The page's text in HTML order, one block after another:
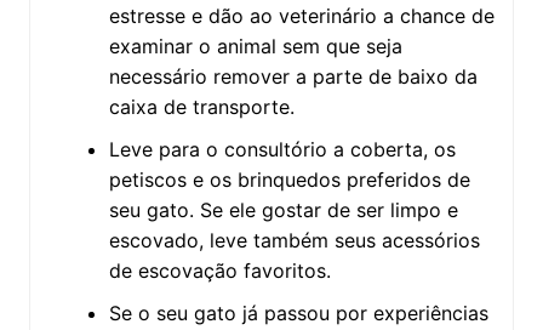
estresse e dão ao veterinário a chance de
examinar o animal sem que seja
necessário remover a parte de baixo da
caixa de transporte.
Leve para o consultório a coberta, os
petiscos e os brinquedos preferidos de
seu gato. Se ele gostar de ser limpo e
escovado, leve também seus acessórios
de escovação favoritos.
Se o seu gato já passou por experiências